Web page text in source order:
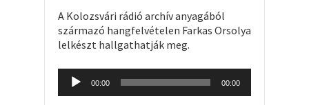
A Kolozsvári rádió archív anyagából
származó hangfelvételen Farkas Orsolya
lelkészt hallgathatják meg.
Audio
Player
00:00 00:00